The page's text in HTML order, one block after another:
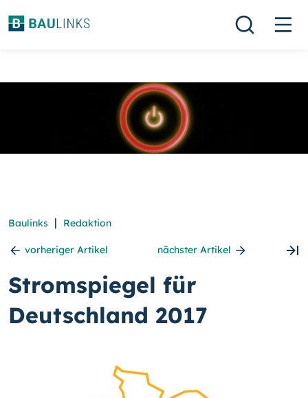
Baulinks | Redaktion
vorheriger Artikel nächster Artikel
Stromspiegel für
Deutschland 2017